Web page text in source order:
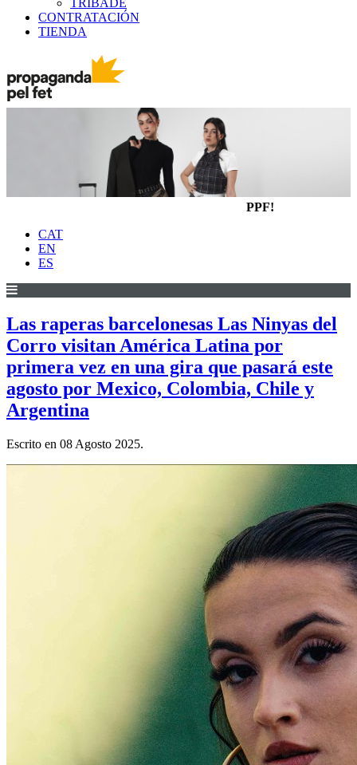
TRIBADE
CONTRATACIÓN
TIENDA
PPF!
CAT
EN
ES
Las raperas barcelonesas Las Ninyas del
Corro visitan América Latina por
primera vez en una gira que pasará este
agosto por Mexico, Colombia, Chile y
Argentina
Escrito en 08 Agosto 2025.